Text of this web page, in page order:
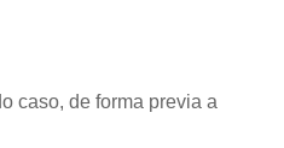
caso, de forma previa a